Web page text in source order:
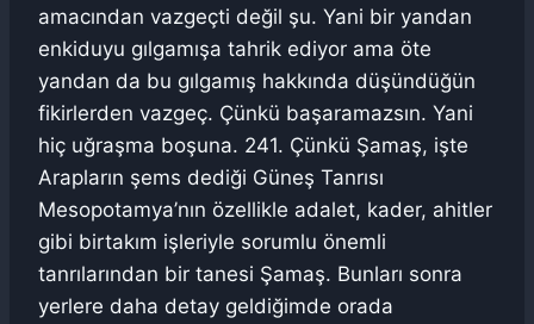
amacından vazgeçti değil şu. Yani bir yandan
enkiduyu gılgamışa tahrik ediyor ama öte
yandan da bu gılgamış hakkında düşündüğün
fikirlerden vazgeç. Çünkü başaramazsın. Yani
hiç uğraşma boşuna. 241. Çünkü Şamaş, işte
Arapların şems dediği Güneş Tanrısı
Mesopotamya’nın özellikle adalet, kader, ahitler
gibi birtakım işleriyle sorumlu önemli
tanrılarından bir tanesi Şamaş. Bunları sonra
yerlere daha detay geldiğimde orada